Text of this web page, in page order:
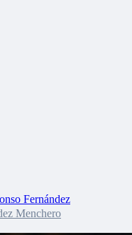
Fernández
Menchero